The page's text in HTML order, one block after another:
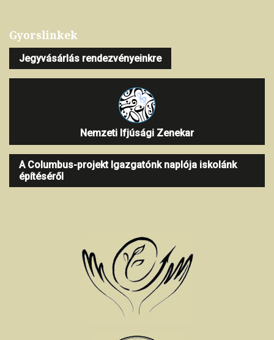
Gyorslinkek
Jegyvásárlás rendezvényeinkre
Nemzeti Ifjúsági Zenekar
A Columbus-projekt Igazgatónk naplója iskolánk
építéséről